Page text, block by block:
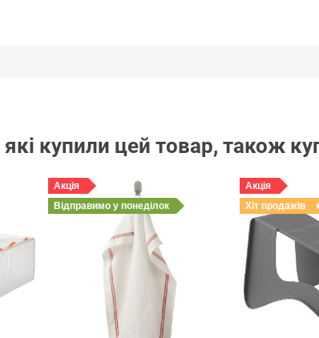
які купили цей товар, також
Акція
Відправимоу понеділок
Акція
Хіт продажів